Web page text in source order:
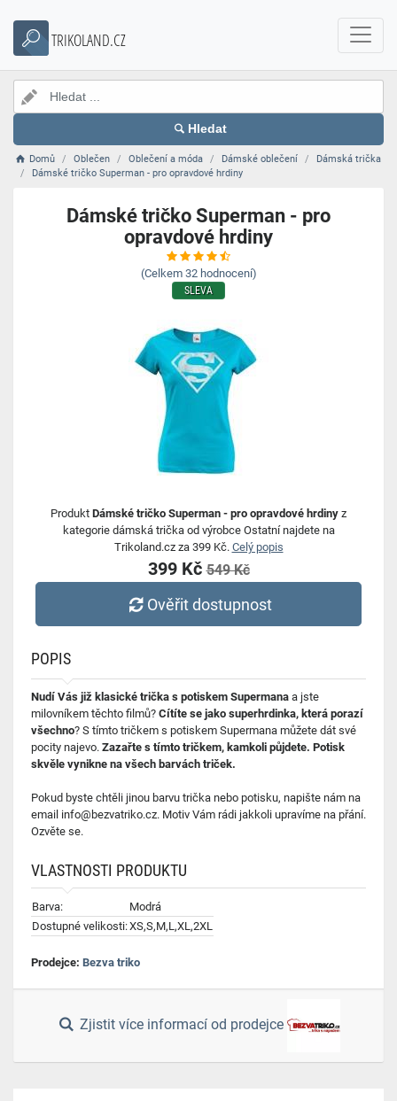
TRIKOLAND.CZ
Hledat
Domů Oblečen Oblečení a móda Dámské oblečení
Dámská trička
Dámské tričko Superman - pro opravdové hrdiny
Dámské tričko Superman - pro
opravdové hrdiny
(Celkem32 hodnocení)
SLEVA
Produkt Dámské tričko Superman - pro opravdové hrdiny z
kategorie dámská trička od výrobce Ostatní najdete na
Trikoland.cz za 399 Kč. Celý popis
399 Kč549 Kč
Ověřit dostupnost
POPIS
Nudí Vás již klasické trička s potiskem Supermana a jste
milovníkem těchto filmů? Cítíte se jako superhrdinka, která porazí
všechno? S tímto tričkem s potiskem Supermana můžete dát své
pocity najevo. Zazařte s tímto tričkem, kamkoli půjdete. Potisk
skvěle vynikne na všech barvách triček.
Pokud byste chtěli jinou barvu trička nebo potisku, napište nám na
email info@bezvatriko.cz. Motiv Vám rádi jakkoli upravíme na přání.
Ozvěte se.
VLASTNOSTI PRODUKTU
Barva:
Modrá
Dostupné velikosti:XS,S,M,L,XL,2XL
Prodejce: Bezva triko
Zjistit více informací od prodejce